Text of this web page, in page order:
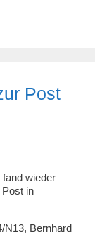
Post
wieder
in
N13, Bernhard